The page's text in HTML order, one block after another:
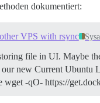
dokumentiert:
VPS with rsync
file in UI. Maybe
new Current Ubuntu
wget -qO- https://